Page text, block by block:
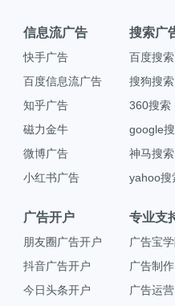
信息流广告
快手广告
百度信息流广告
知乎广告
磁力金牛
微博广告
小红书广告
搜索广
百度搜索
搜狗搜索
360搜索
google
神马搜索
yahoo搜
广告开户
朋友圈广告开户
抖音广告开户
今日头条开户
专业支
广告宝
广告制作
广告运营